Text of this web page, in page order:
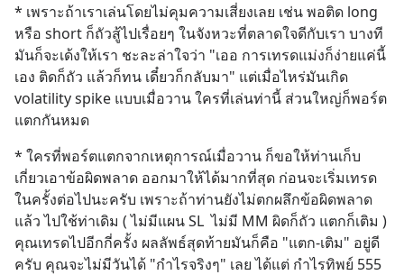
* เพราะถ้าเราเล่นโดยไม่คุมความเสี่ยงเลย เช่น พอติด long
หรือ short ก็ถัวสู้ไปเรื่อยๆ ในจังหวะที่ตลาดใจดีกับเรา บางที
มันก็จะเด้งให้เรา ชะละล่าใจว่า "เออ การเทรดแม่งก็ง่ายแค่นี้
เอง ติดก็ถัว แล้วก็ทน เดี๋ยวก็กลับมา" แต่เมื่อไหร่มันเกิด
volatility spike แบบเมื่อวาน ใครที่เล่นท่านี้ ส่วนใหญ่ก็พอร์ต
แตกกันหมด
* ใครที่พอร์ตแตกจากเหตุการณ์เมื่อวาน ก็ขอให้ท่านเก็บ
เกี่ยวเอาข้อผิดพลาด ออกมาให้ได้มากที่สุด ก่อนจะเริ่มเทรด
ในครั้งต่อไปนะครับ เพราะถ้าท่านยังไม่ตกผลึกข้อผิดพลาด
แล้ว ไปใช้ท่าเดิม ( ไม่มีแผน SL  ไม่มี MM ผิดก็ถัว แตกก็เติม )
คุณเทรดไปอีกกี่ครั้ง ผลลัพธ์สุดท้ายมันก็คือ "แตก-เติม" อยู่ดี
ครับ คุณจะไม่มีวันได้ "กำไรจริงๆ" เลย ได้แต่ กำไรทิพย์ 555